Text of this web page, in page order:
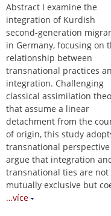
Abstract I examine the
integration of Kurdish
second-generation
in Germany, focusing on
relationship between
transnational practices
integration. Challenging
classical assimilation
that assume a linear
detachment from the
of origin, this study
transnational
argue that integration
transnational ties are not
mutually exclusive but
…více